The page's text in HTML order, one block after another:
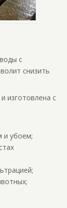
с
снизить
изготовлена с
и убоем;